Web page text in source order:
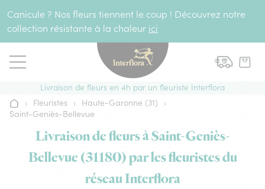
Canicule ? Nos fleurs tiennent le coup ! Découvrez notre
collection résistante à la chaleur ici
Livraison de fleurs en 4h par un fleuriste Interflora
Accueil
› Fleuristes › Haute-Garonne (31)
›
Saint-Geniès-Bellevue
Livraison de fleurs à Saint-Geniès-
Bellevue (31180) par les fleuristes du
réseau Interflora